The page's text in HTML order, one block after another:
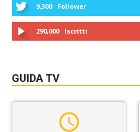
9,300 Follower
290,000 Iscritti
GUIDA TV